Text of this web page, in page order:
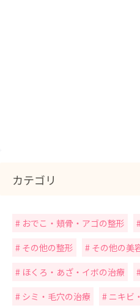
カテゴリ
おでこ・頬骨・アゴの整形
その他の整形
その他の美
ほくろ・あざ・イボの治療
シミ・毛穴の治療
ニキビ